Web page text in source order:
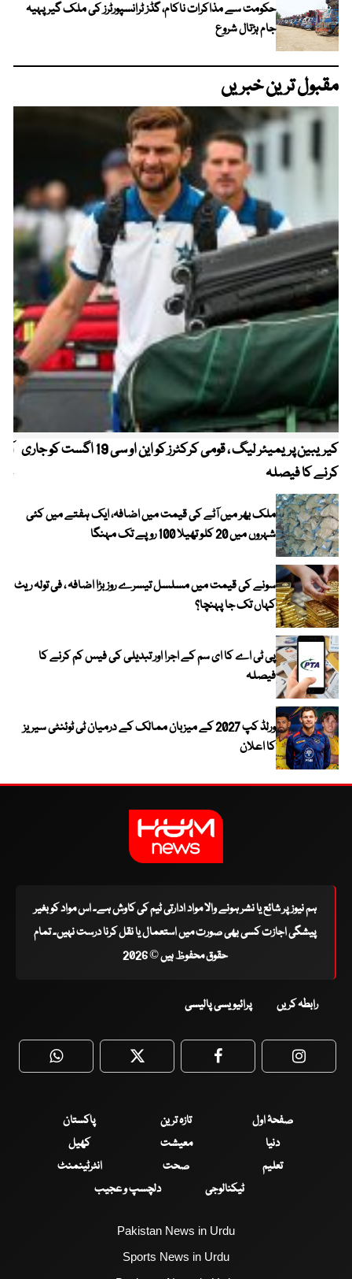
حکومت سے مذاکرات ناکام، گڈز ٹرانسپورٹرز کی ملک گیر پہیہ
جام ہڑتال شروع
مقبول ترین خبریں
کیریبین پریمیئر لیگ ، قومی کرکٹرز کو این او سی 19 اگست کو جاری
کرنے کا فیصلہ
ملک بھر میں آٹے کی قیمت میں اضافہ، ایک ہفتے میں کئی
شہروں میں 20 کلو تھیلا 100 روپے تک مہنگا
سونے کی قیمت میں مسلسل تیسرے روز بڑا اضافہ ، فی تولہ ریٹ
کہاں تک جا پہنچا؟
پی ٹی اے کا ای سم کے اجرا اور تبدیلی کی فیس کم کرنے کا
فیصلہ
ورلڈ کپ 2027 کے میزبان ممالک کے درمیان ٹی ٹوئنٹی سیریز
کا اعلان
ہم نیوز پر شائع یا نشر ہونے والا مواد ادارتی ٹیم کی کاوش ہے۔ اس مواد کو بغیر
پیشگی اجازت کسی بھی صورت میں استعمال یا نقل کرنا درست نہیں۔ تمام
حقوق محفوظ ہیں © 2026
رابطہ کریں پرائیویسی پالیسی
WhatsApp Twitter Facebook
صفحۂ اول تازہ ترین
پاکستان
دنیا
معیشت
کھیل
تعلیم
صحت
انٹرٹینمنٹ
ٹیکنالوجی
دلچسپ و عجیب
Pakistan News in Urdu
Sports News in Urdu